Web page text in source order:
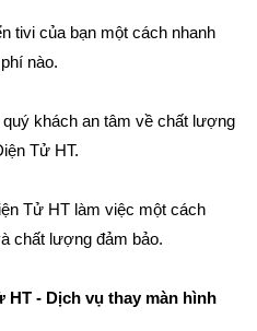
tivi của bạn một cách nhanh
nào.
khách an tâm về chất lượng
Tử HT.
Tử HT làm việc một cách
chất lượng đảm bảo.
HT - Dịch vụ thay màn hình